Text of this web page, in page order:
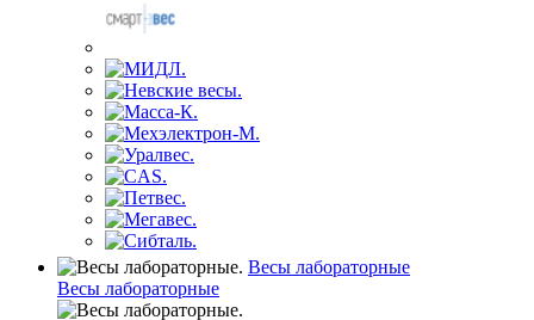
Весы лабораторные
Весы лабораторные